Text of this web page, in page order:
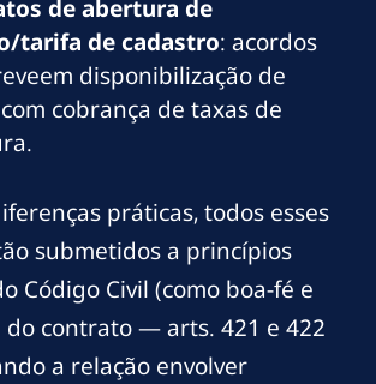
de abertura de
tarifa de cadastro: acordos
disponibilização de
cobrança de taxas de
práticas, todos esses
submetidos a princípios
Código Civil (como boa-fé e
do contrato — arts. 421 e 422
a relação envolver